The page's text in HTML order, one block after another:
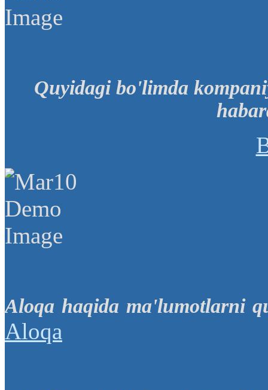
Quyidagi bo'limda
Aloqa haqida ma'lumotlarni
Aloqa